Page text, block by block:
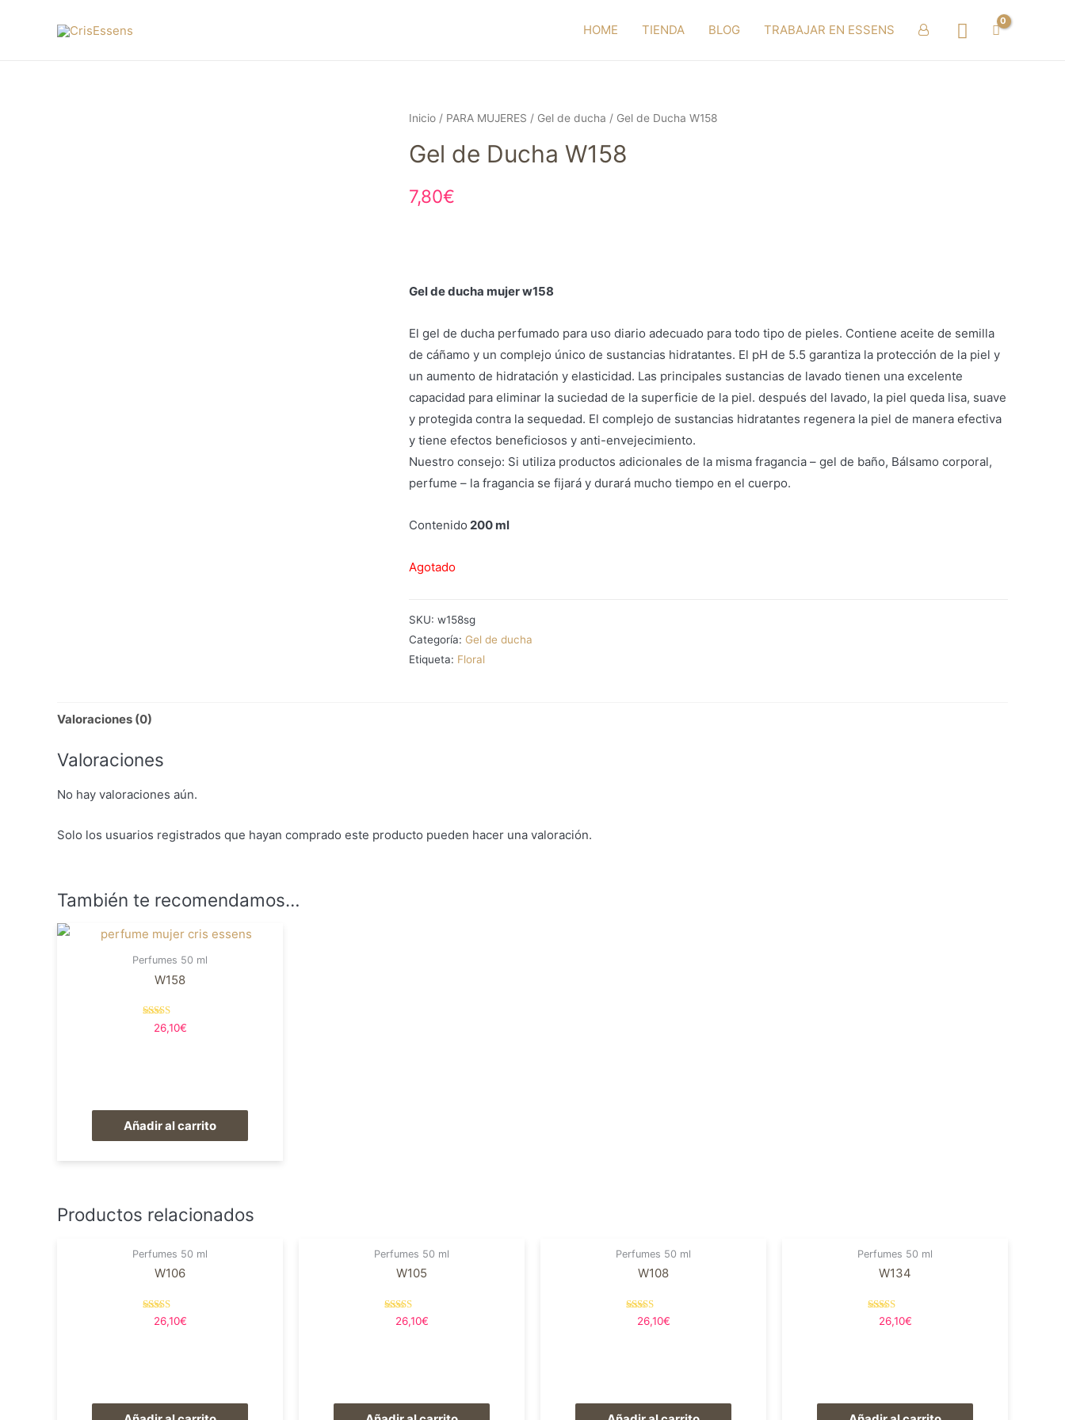
HOME TIENDA BLOG TRABAJAR EN ESSENS Buscar
Inicio / PARA MUJERES / Gel de ducha / Gel de Ducha W158
Gel de Ducha W158
7,80€
Gel de ducha mujer w158
El gel de ducha perfumado para uso diario adecuado para todo tipo de pieles. Contiene aceite de semilla
de cáñamo y un complejo único de sustancias hidratantes. El pH de 5.5 garantiza la protección de la piel y
un aumento de hidratación y elasticidad. Las principales sustancias de lavado tienen una excelente
capacidad para eliminar la suciedad de la superficie de la piel. después del lavado, la piel queda lisa, suave
y protegida contra la sequedad. El complejo de sustancias hidratantes regenera la piel de manera efectiva
y tiene efectos beneficiosos y anti-envejecimiento.
Nuestro consejo: Si utiliza productos adicionales de la misma fragancia – gel de baño, Bálsamo corporal,
perfume – la fragancia se fijará y durará mucho tiempo en el cuerpo.
Contenido 200 ml
Agotado
SKU: w158sg
Categoría: Gel de ducha
Etiqueta: Floral
Valoraciones (0)
Valoraciones
No hay valoraciones aún.
Solo los usuarios registrados que hayan comprado este producto pueden hacer una valoración.
También te recomendamos…
Perfumes 50 ml
W158
Valorado en
5.00
26,10€
Añadir al carrito
Productos relacionados
Perfumes 50 ml
W106
Valorado en
5.00
26,10€
Perfumes 50 ml
W105
Valorado en
5.00
26,10€
Perfumes 50 ml
W108
Valorado en
5.00
26,10€
Perfumes 50 ml
W134
Valorado en
5.00
26,10€